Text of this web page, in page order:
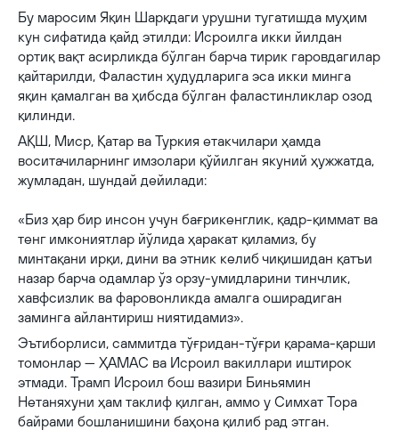
Бу маросим Яқин Шарқдаги урушни тугатишда муҳим
кун сифатида қайд этилди: Исроилга икки йилдан
ортиқ вақт асирликда бўлган барча тирик гаровдагилар
қайтарилди, Фаластин ҳудудларига эса икки минга
яқин қамалган ва ҳибсда бўлган фаластинликлар озод
қилинди.
АҚШ, Миср, Қатар ва Туркия етакчилари ҳамда
воситачиларнинг имзолари қўйилган якуний ҳужжатда,
жумладан, шундай дейилади:
«Биз ҳар бир инсон учун бағрикенглик, қадр-қиммат ва
тенг имкониятлар йўлида ҳаракат қиламиз, бу
минтақани ирқи, дини ва этник келиб чиқишидан қатъи
назар барча одамлар ўз орзу-умидларини тинчлик,
хавфсизлик ва фаровонликда амалга оширадиган
заминга айлантириш ниятидамиз».
Эътиборлиси, саммитда тўғридан-тўғри қарама-қарши
томонлар — ҲАМАС ва Исроил вакиллари иштирок
этмади. Трамп Исроил бош вазири Биньямин
Нетаняхуни ҳам таклиф қилган, аммо у Симхат Тора
байрами бошланишини баҳона қилиб рад этган.